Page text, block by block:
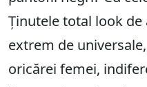
Ținutele total look
extrem de
oricărei femei,